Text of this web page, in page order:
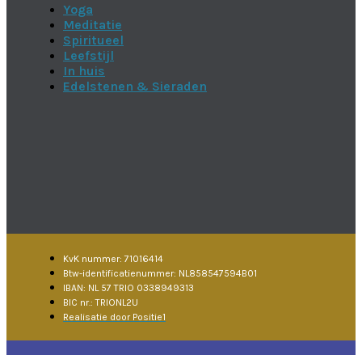
Yoga
Meditatie
Spiritueel
Leefstijl
In huis
Edelstenen & Sieraden
KvK nummer: 71016414
Btw-identificatienummer: NL858547594B01
IBAN: NL 57 TRIO 0338949313
BIC nr.: TRIONL2U
Realisatie door Positie1